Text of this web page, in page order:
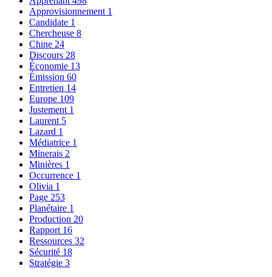
Approvisionnement 1
Candidate 1
Chercheuse 8
Chine 24
Discours 28
Économie 13
Émission 60
Entretien 14
Europe 109
Justement 1
Laurent 5
Lazard 1
Médiatrice 1
Minerais 2
Minières 1
Occurrence 1
Olivia 1
Page 253
Planétaire 1
Production 20
Rapport 16
Ressources 32
Sécurité 18
Stratégie 3